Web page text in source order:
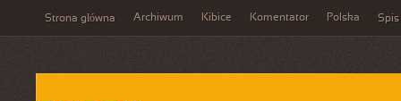
Strona główna Archiwum Kibice Komentator Polska Spis